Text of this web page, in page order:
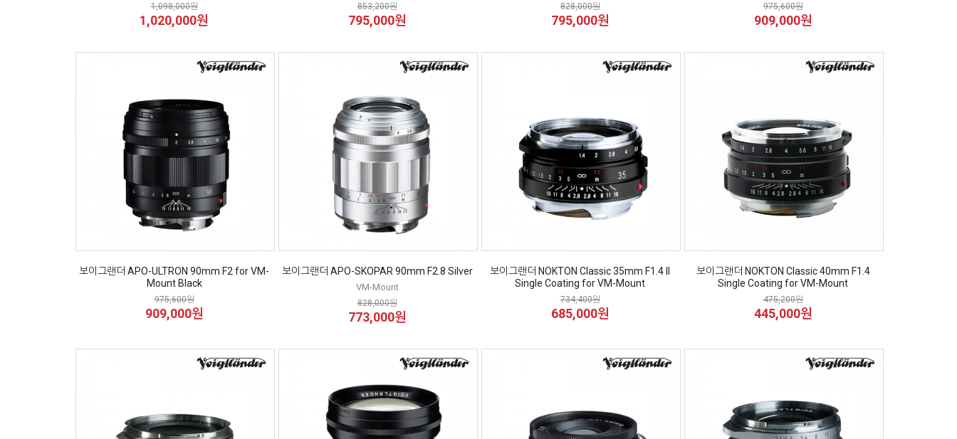
1,098,000원
1,020,000원
853,200원
795,000원
828,000원
795,000원
975,600원
909,000원
보이그랜더 APO-ULTRON 90mm F2 for VM-
Mount Black
975,600원
909,000원
보이그랜더 APO-SKOPAR 90mm F2.8 Silver
VM-Mount
828,000원
773,000원
보이그랜더 NOKTON Classic 35mm F1.4 II
Single Coating for VM-Mount
734,400원
685,000원
보이그랜더 NOKTON Classic 40mm F1.4
Single Coating for VM-Mount
475,200원
445,000원